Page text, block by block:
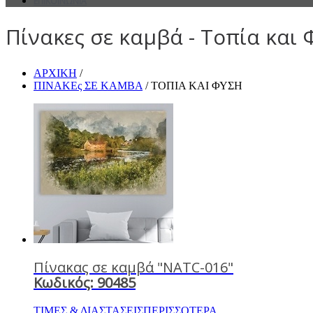
Πίνακες σε καμβά - Τοπία και
ΑΡΧΙΚΗ /
ΠΙΝΑΚΕς ΣΕ ΚΑΜΒΑ / ΤΟΠΙΑ ΚΑΙ ΦΥΣΗ
Πίνακας σε καμβά "NATC-016"
Κωδικός: 90485
ΤΙΜΕΣ & ΔΙΑΣΤΑΣΕΙΣΠΕΡΙΣΣΟΤΕΡΑ